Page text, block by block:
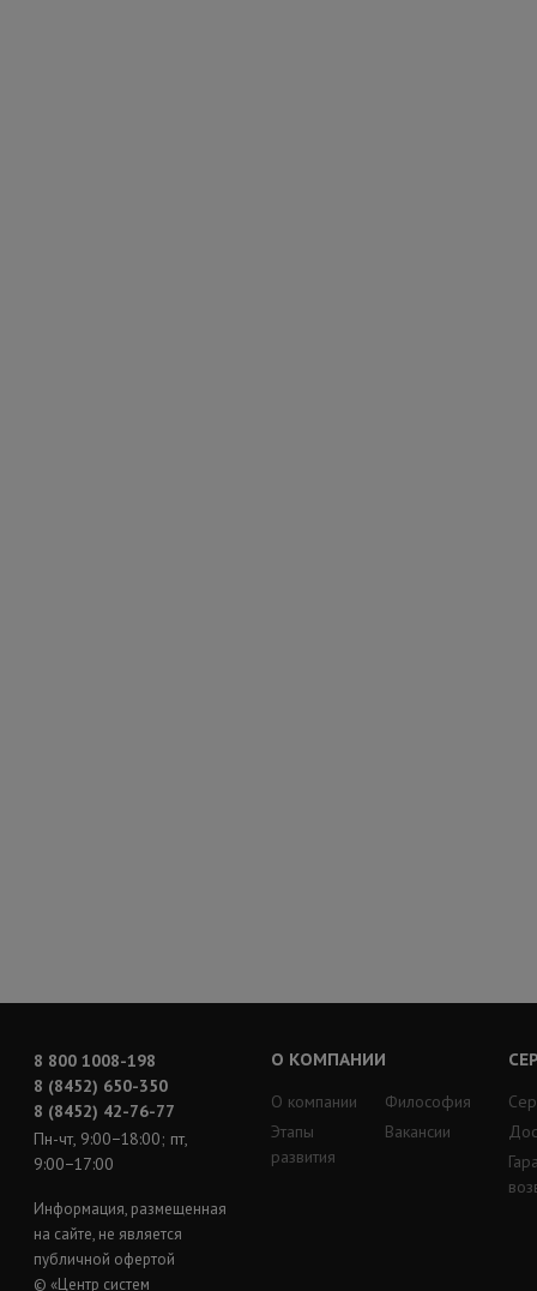
8 800 1008-198
8 (8452) 650-350
8 (8452) 42-76-77
Пн-чт, 9:00−18:00; пт,
9:00−17:00
Информация, размещенная
на сайте, не является
публичной офертой
© «Центр систем
О КОМПАНИИ
О компании
Этапы
развития
Философия
Вакансии